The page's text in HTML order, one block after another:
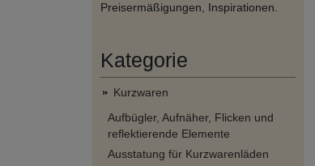
Preisermäßigungen, Inspirationen.
Kategorie
Kurzwaren
Aufbügler, Aufnäher, Flicken und
reflektierende Elemente
Ausstatung für Kurzwarenläden